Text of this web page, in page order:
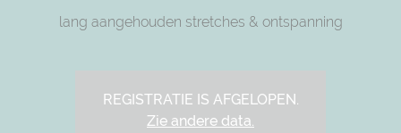
lang aangehouden stretches & ontspanning
REGISTRATIE IS AFGELOPEN.
Zie andere data.